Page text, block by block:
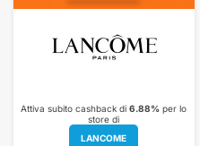
Attiva subito cashback di6.88% per lo
store di
LANCOME